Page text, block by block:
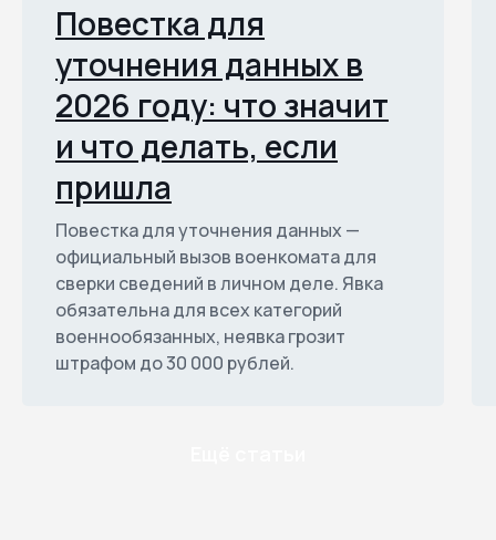
Повестка для
уточнения данных в
2026 году: что значит
и что делать, если
пришла
Повестка для уточнения данных —
официальный вызов военкомата для
сверки сведений в личном деле. Явка
обязательна для всех категорий
военнообязанных, неявка грозит
штрафом до 30 000 рублей.